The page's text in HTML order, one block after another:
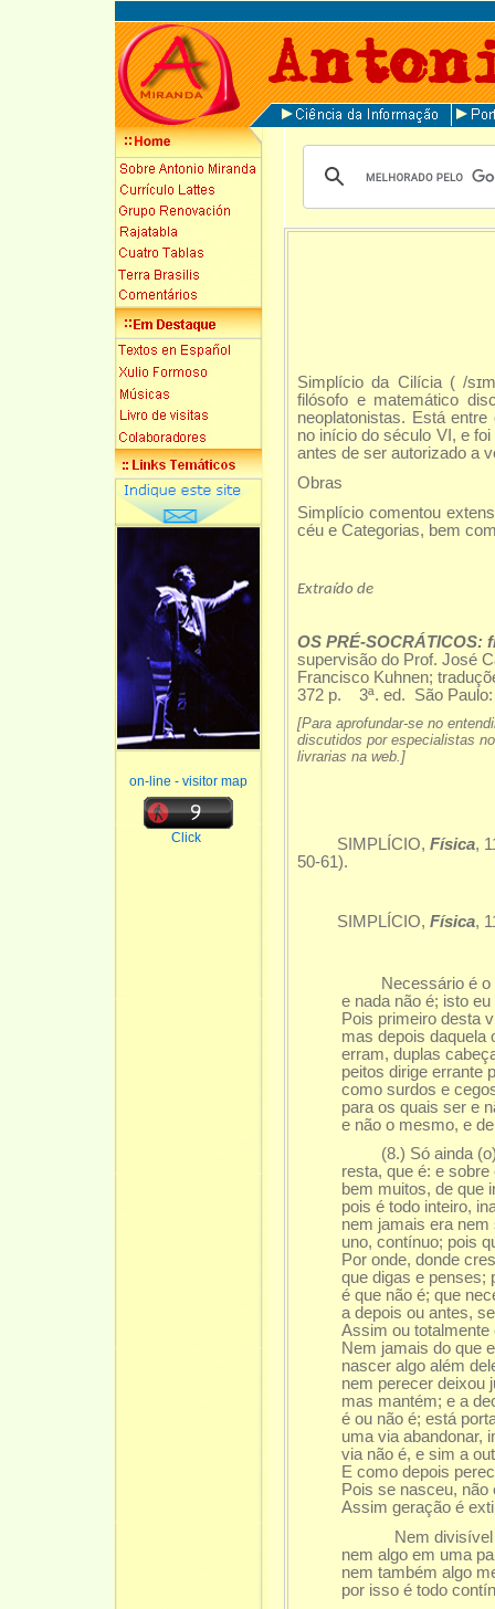
on-line - visitor map
Click
Simplício da Cilícia ( /sɪ
filósofo e matemático
neoplatonistas. Está
no início do século VI, e
antes de ser autorizado a
Obras
Simplício comentou
céu e Categorias, bem
Extraído de
OS PRÉ-SOCRÁTICOS:
supervisão do Prof. José
Francisco Kuhnen;
372 p. 3ª. ed. São Paulo:
[Para aprofundar-se no
discutidos por especialistas
livrarias na web.]
SIMPLÍCIO, Física,
50-61).
SIMPLÍCIO, Física,
Necessário é o
e nada não é; isto
Pois primeiro desta
mas depois daquela
erram, duplas
peitos dirige errante
como surdos e
para os quais ser e
e não o mesmo, e
(8.) Só ainda (o)
resta, que é: e
bem muitos, de que
pois é todo inteiro,
nem jamais era nem
uno, contínuo; pois
Por onde, donde
que digas e penses;
é que não é; que
a depois ou antes,
Assim ou
Nem jamais do que
nascer algo além
nem perecer deixou
mas mantém; e a
é ou não é; está
uma via abandonar,
via não é, e sim a
E como depois
Pois se nasceu,
Assim geração é
Nem divisível é,
nem algo em uma
nem também algo
por isso é todo